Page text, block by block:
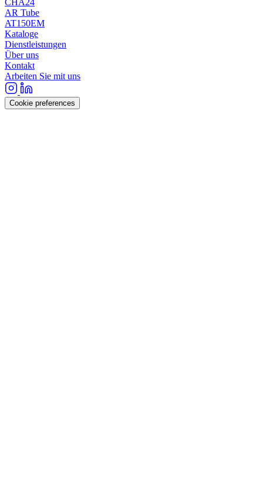
CHA24
AR Tube
AT150EM
Kataloge
Dienstleistungen
Über uns
Kontakt
Arbeiten Sie mit uns
Cookie preferences